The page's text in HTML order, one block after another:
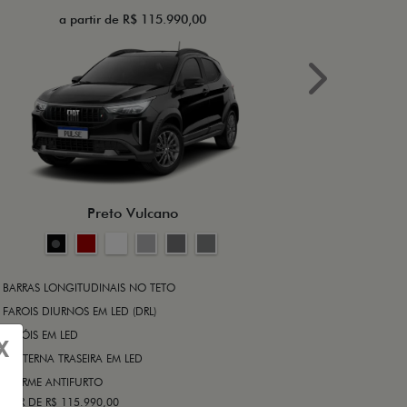
a partir de R$ 115.990,00
Preto Vulcano
BARRAS LONGITUDINAIS NO TETO
FAROIS DIURNOS EM LED (DRL)
FARÓIS EM LED
LANTERNA TRASEIRA EM LED
ALARME ANTIFURTO
DE R$ 115.990,00
Next